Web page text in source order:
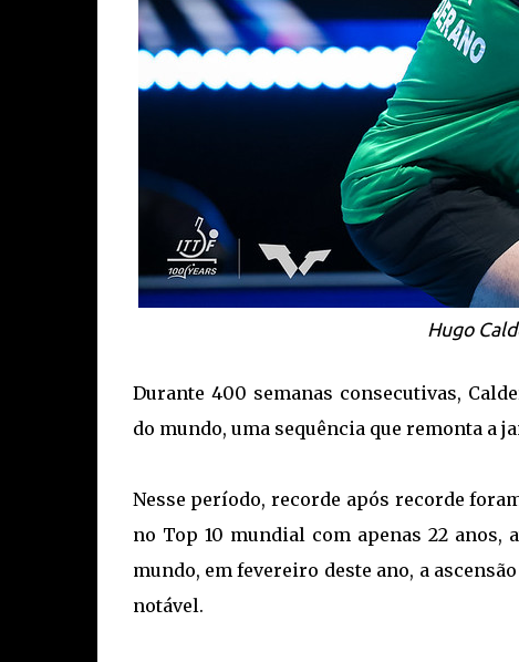
Hugo
Durante 400 semanas consecutivas,
do mundo, uma sequência que remonta a
Nesse período, recorde após recorde
no Top 10 mundial com apenas 22
mundo, em fevereiro deste ano, a
notável.